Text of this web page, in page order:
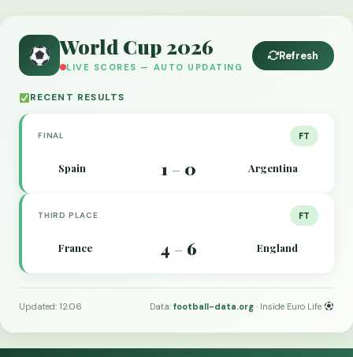
World Cup 2026
LIVE SCORES — AUTO UPDATING
Refresh
RECENT RESULTS
FINAL FT
Spain 1 – 0 Argentina
THIRD PLACE FT
France 4 – 6 England
Updated: 12:06 Data:football-data.org · Inside Euro Life